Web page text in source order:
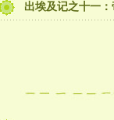
出埃及记之十一